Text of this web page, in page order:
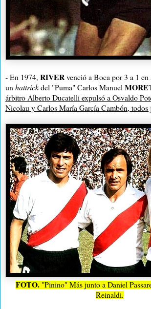
- En 1974, RIVERvenció a Boca por 3 a 1 en
un hattrickdel "Puma" Carlos Manuel
árbitro Alberto Ducatelli expulsó a Osvaldo
Nicolau y Carlos María García Cambón, todos
FOTO."Pinino" Más junto a Daniel
Reinaldi.